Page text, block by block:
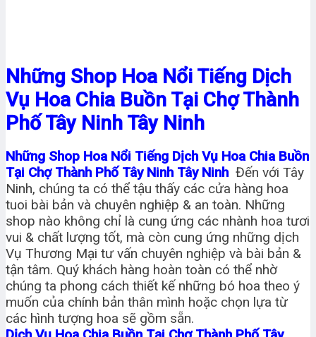
Những Shop Hoa Nổi Tiếng Dịch
Vụ Hoa Chia Buồn Tại Chợ Thành
Phố Tây Ninh Tây Ninh
Những Shop Hoa Nổi Tiếng Dịch Vụ Hoa Chia Buồn
Tại Chợ Thành Phố Tây Ninh Tây Ninh Đến với Tây
Ninh, chúng ta có thể tậu thấy các cửa hàng hoa
tuoi bài bản và chuyên nghiệp & an toàn. Những
shop nào không chỉ là cung ứng các nhành hoa tươi
vui & chất lượng tốt, mà còn cung ứng những dịch
Vụ Thương Mại tư vấn chuyên nghiệp và bài bản &
tận tâm. Quý khách hàng hoàn toàn có thể nhờ
chúng ta phong cách thiết kế những bó hoa theo ý
muốn của chính bản thân mình hoặc chọn lựa từ
các hình tượng hoa sẽ gồm sẵn.